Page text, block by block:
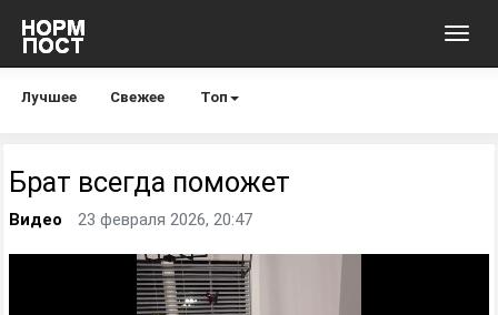
Лучшее Свежее Топ
Брат всегда поможет
Видео 23 февраля 2026, 20:47